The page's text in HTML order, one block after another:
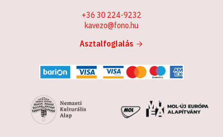
+36 30 224-9232
kavezo@fono.hu
Asztalfoglalás